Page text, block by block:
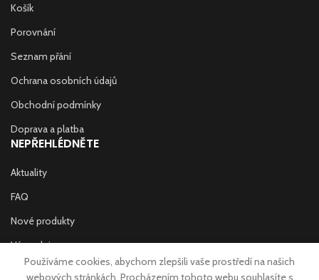
Košík
Porovnání
Seznam přání
Ochrana osobních údajů
Obchodní podmínky
Doprava a platba
NEPŘEHLÉDNĚTE
Aktuality
FAQ
Nové produkty
Výprodej
Prodejny
Používáme cookies, abychom zlepšili vaše prostředí na našich
webových stránkách. Procházením tohoto webu souhlasíte s